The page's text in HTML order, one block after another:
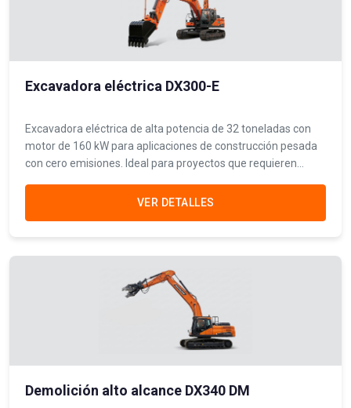
Excavadora eléctrica DX300-E
Excavadora eléctrica de alta potencia de 32 toneladas con
motor de 160 kW para aplicaciones de construcción pesada
con cero emisiones. Ideal para proyectos que requieren
VER DETALLES
Demolición alto alcance DX340 DM